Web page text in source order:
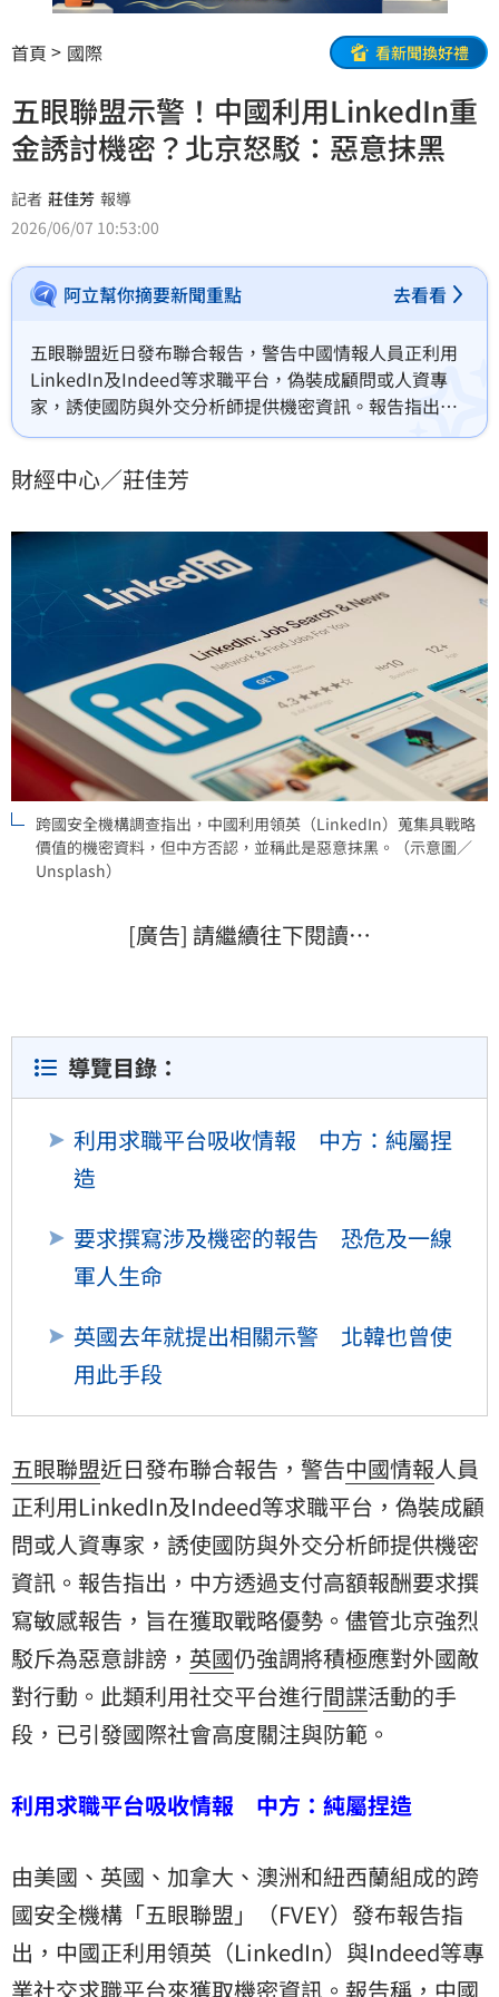
首頁 國際 看新聞換好禮
五眼聯盟示警！中國利用LinkedIn重
金誘討機密？北京怒駁：惡意抹黑
記者 莊佳芳 報導
2026/06/07 10:53:00
阿立幫你摘要新聞重點 去看看
五眼聯盟近日發布聯合報告，警告中國情報人員正利用
LinkedIn及Indeed等求職平台，偽裝成顧問或人資專
家，誘使國防與外交分析師提供機密資訊。報告指出，
中方透過支付高額報酬要求撰寫敏感報告，旨在獲取戰
積極應對外國敵對行動。此類利用社交平台進行間諜活
財經中心／莊佳芳
跨國安全機構調查指出，中國利用領英（LinkedIn）蒐集具戰略
價值的機密資料，但中方否認，並稱此是惡意抹黑。（示意圖／
Unsplash）
[廣告] 請繼續往下閱讀…
導覽目錄：
利用求職平台吸收情報 中方：純屬捏
造
要求撰寫涉及機密的報告 恐危及一線
軍人生命
英國去年就提出相關示警 北韓也曾使
用此手段
五眼聯盟近日發布聯合報告，警告中國情報人員
正利用LinkedIn及Indeed等求職平台，偽裝成顧
問或人資專家，誘使國防與外交分析師提供機密
資訊。報告指出，中方透過支付高額報酬要求撰
寫敏感報告，旨在獲取戰略優勢。儘管北京強烈
駁斥為惡意誹謗， 英國仍強調將積極應對外國敵
對行動。此類利用社交平台進行間諜活動的手
段，已引發國際社會高度關注與防範。
利用求職平台吸收情報 中方：純屬捏造
由美國、英國、加拿大、澳洲和紐西蘭組成的跨
國安全機構「五眼聯盟」（FVEY）發布報告指
出，中國正利用領英（LinkedIn）與Indeed等專
業社交求職平台來獲取機密資訊。報告稱，中國